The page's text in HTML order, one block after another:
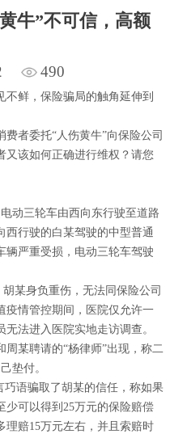
牛”不可信，高额
490
鲜，保险骗局的触角延伸到
者委托“人伤黄牛”向保险公司
又该如何正确进行维权？请您
动三轮车由西向东行驶至道路
西行驶的白某驾驶的中型普通
辆严重受损，电动三轮车驾驶
某身负重伤，无法同保险公司
疫情管控期间，医院仅允许一
法进入医院实地走访调查。
某聘请的“杨律师”出现，称二
垫付。
巧语骗取了胡某的信任，称如果
少可以得到25万元的保险赔偿
理赔15万元左右，并且索赔时